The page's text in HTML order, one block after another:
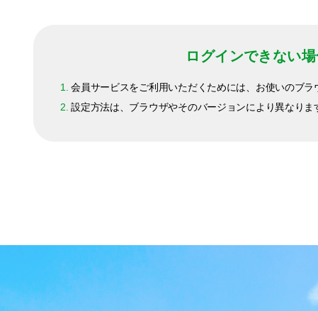
ログインできない
1.会員サービスをご利用いただくためには、お使いのブ
2.設定方法は、ブラウザやそのバージョンにより異なり